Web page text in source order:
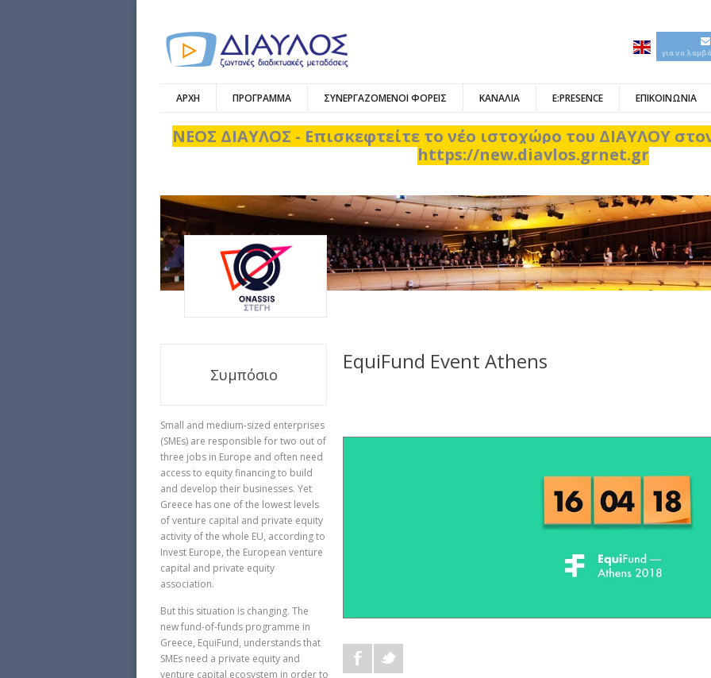
για να
ΑΡΧΗ ΠΡΟΓΡΑΜΜΑ ΣΥΝΕΡΓΑΖΟΜΕΝΟΙ ΦΟΡΕΙΣ ΚΑΝΑΛΙΑ E:PRESENCE ΕΠΙΚΟΙΝΩΝΙΑ
ΝΕΟΣ ΔΙΑΥΛΟΣ - Επισκεφτείτε το νέο ιστοχώρο του ΔΙΑΥΛΟΥ
https://new.diavlos.grnet.gr
EquiFund Event Athens
Συμπόσιο
Small and medium-sized enterprises
(SMEs) are responsible for two out of
three jobs in Europe and often need
access to equity financing to build
and develop their businesses. Yet
Greece has one of the lowest levels
of venture capital and private equity
activity of the whole EU, according to
Invest Europe, the European venture
capital and private equity
association.
But this situation is changing. The
new fund-of-funds programme in
Greece, EquiFund, understands that
SMEs need a private equity and
venture capital ecosystem in order to